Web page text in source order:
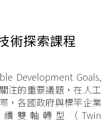
術探索課程
Development Goals,
注的重要議題，在人工
，各國政府與標竿企業
雙軸轉型（Twin